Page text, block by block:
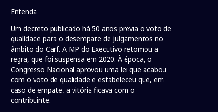
Entenda
Um decreto publicado há 50 anos previa o voto de
qualidade para o desempate de julgamentos no
âmbito do Carf. A MP do Executivo retomou a
regra, que foi suspensa em 2020. À época, o
Congresso Nacional aprovou uma lei que acabou
com o voto de qualidade e estabeleceu que, em
caso de empate, a vitória ficava com o
contribuinte.